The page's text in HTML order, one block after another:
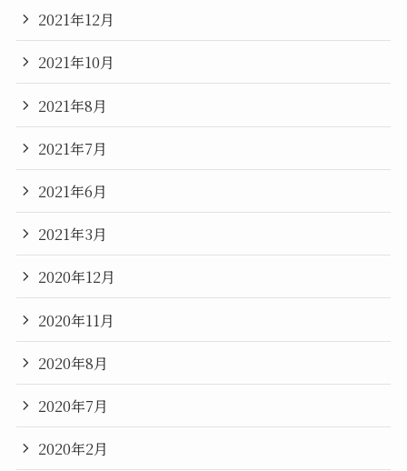
2021年12月
2021年10月
2021年8月
2021年7月
2021年6月
2021年3月
2020年12月
2020年11月
2020年8月
2020年7月
2020年2月